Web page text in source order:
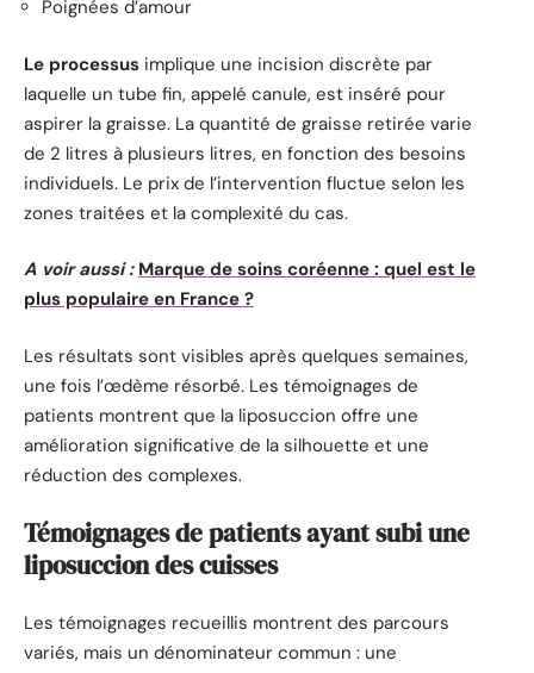
Poignées d’amour
Le processus implique une incision discrète par
laquelle un tube fin, appelé canule, est inséré pour
aspirer la graisse. La quantité de graisse retirée varie
de 2 litres à plusieurs litres, en fonction des besoins
individuels. Le prix de l’intervention fluctue selon les
zones traitées et la complexité du cas.
A voir aussi : Marque de soins coréenne : quel est le
plus populaire en France ?
Les résultats sont visibles après quelques semaines,
une fois l’œdème résorbé. Les témoignages de
patients montrent que la liposuccion offre une
amélioration significative de la silhouette et une
réduction des complexes.
Témoignages de patients ayant subi une
liposuccion des cuisses
Les témoignages recueillis montrent des parcours
variés, mais un dénominateur commun : une